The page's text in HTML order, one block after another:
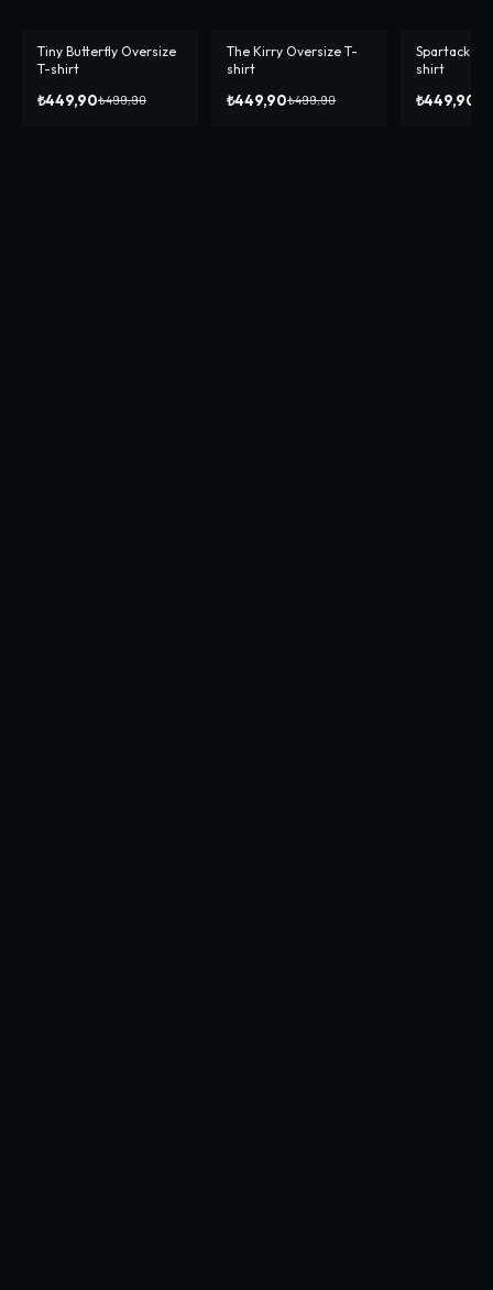
-%10
Tiny Butterfly Oversize
T-shirt
₺449,90₺499,90
-%10
The Kirry Oversize T-
shirt
₺449,90₺499,90
Spartacks
shirt
₺449,90